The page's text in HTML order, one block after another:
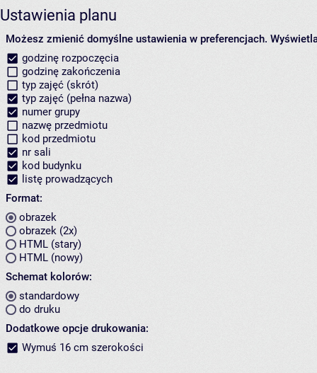
Ustawienia planu
Możesz zmienić domyślne ustawienia w preferencjach.
godzinę rozpoczęcia
godzinę zakończenia
typ zajęć (skrót)
typ zajęć (pełna nazwa)
numer grupy
nazwę przedmiotu
kod przedmiotu
nr sali
kod budynku
listę prowadzących
Format:
obrazek
obrazek (2x)
HTML (stary)
HTML (nowy)
Schemat kolorów:
standardowy
do druku
Dodatkowe opcje drukowania:
Wymuś 16 cm szerokości